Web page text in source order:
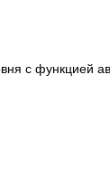
с функцией